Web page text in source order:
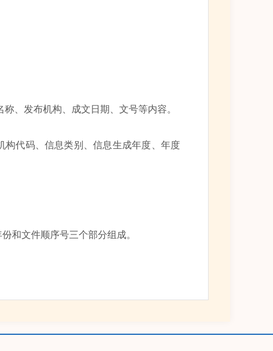
、发布机构、成文日期、文号等内容。
代码、信息类别、信息生成年度、年度
文件顺序号三个部分组成。